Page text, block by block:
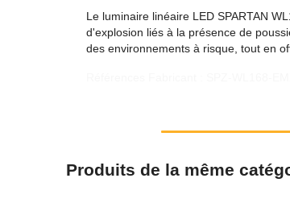
Le luminaire linéaire LED SPARTAN
d'explosion liés à la présence de
des environnements à risque, tout en
Produits de la même